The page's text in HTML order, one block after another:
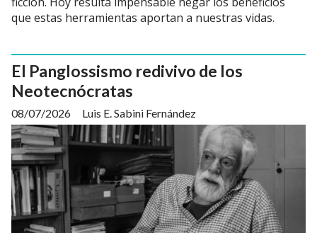
que estas herramientas aportan a nuestras vidas.
El Panglossismo redivivo de los
Neotecnócratas
Luis E. Sabini Fernández
08/07/2026